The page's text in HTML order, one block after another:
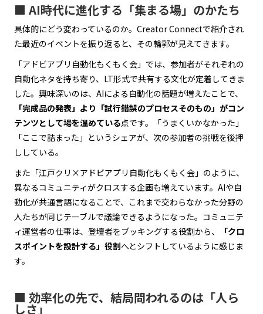
■ AI時代に進化する「集まる場」のかたち
具体的にどう変わっているのか。Creator Connectで紹介され
た最近のイベントを振り返ると、その輪郭が見えてきます。
「アドビアプリ自動化もくもく会」では、参加者がそれぞれの
自動化ネタを持ち寄り、LT形式で共有する文化が定着してきま
した。興味深いのは、AIによる自動化の話題が増えたことで、
「完成品の発表」より「試行錯誤のプロセスそのもの」がコン
テンツとして場を温めている点です。「うまくいかなかった」
「ここで詰まった」というシェアが、次の参加者の挑戦を後押
ししている。
また「江戸クリ×アドビアプリ自動化もくもく会」のように、
異なるコミュニティがクロスする企画も増えています。AIや自
動化が共通言語になることで、これまで交わらなかった分野の
人たちが同じテーブルで議論できるようになった。コミュニテ
ィ運営者の仕事は、登壇者をブッキングする役割から、
「クロ
スポイントを設計する」役割へとシフトしているように感じま
す。
■ 効率化の先で、結局問われるのは「人ら
しさ」